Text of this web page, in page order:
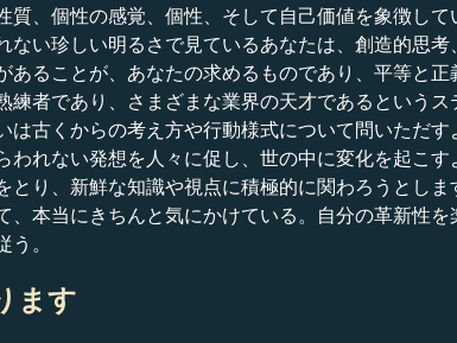
質、個性の感覚、個性、そして自己価値を象徴し
ない珍しい明るさで見ているあなたは、創造的思
あることが、あなたの求めるものであり、平等と
練者であり、さまざまな業界の天才であるという
は古くからの考え方や行動様式について問いただ
われない発想を人々に促し、世の中に変化を起こ
とり、新鮮な知識や視点に積極的に関わろうとし
、本当にきちんと気にかけている。自分の革新性
。
ます